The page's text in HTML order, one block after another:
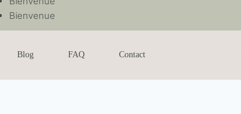
Bienvenue
Blog FAQ Contact